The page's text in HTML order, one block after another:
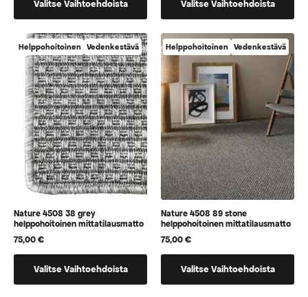
Valitse Vaihtoehdoista
tuotteella
vaihtoehtoja,
jotka
voidaan
valita
tuotteen
sivulla
Valitse Vaihtoehdoista
tuotteella
vaihtoehtoja,
jotka
voidaan
valita
tuotteen
sivulla
Helppohoitoinen Vedenkestävä
Nature 4508 38 grey
helppohoitoinen mittatilausmatto
75,00€
Valitse Vaihtoehdoista
Helppohoitoinen Vedenkestävä
Nature 4508 89 stone
helppohoitoinen mittatilausmatto
75,00€
Valitse Vaihtoehdoista